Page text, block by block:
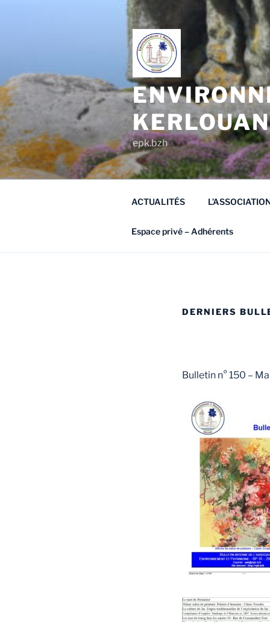
KERLOUAN
epk.bzh
ACTUALITÉS
Espace privé – Adhérents
DERNIERS
Bulletin n° 150 –